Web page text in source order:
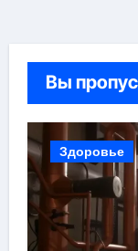
Вы
Здоровье